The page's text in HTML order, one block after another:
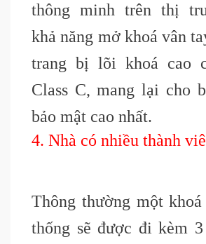
thông minh trên thị
khả năng mở khoá vân
trang bị lõi khoá cao
Class C, mang lại cho
bảo mật cao nhất.
4. Nhà có nhiều thành
Thông thường một
thống sẽ được đi kèm